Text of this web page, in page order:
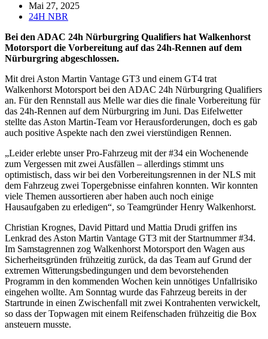
Mai 27, 2025
24H NBR
Bei den ADAC 24h Nürburgring Qualifiers hat Walkenhorst
Motorsport die Vorbereitung auf das 24h-Rennen auf dem
Nürburgring abgeschlossen.
Mit drei Aston Martin Vantage GT3 und einem GT4 trat
Walkenhorst Motorsport bei den ADAC 24h Nürburgring Qualifiers
an. Für den Rennstall aus Melle war dies die finale Vorbereitung für
das 24h-Rennen auf dem Nürburgring im Juni. Das Eifelwetter
stellte das Aston Martin-Team vor Herausforderungen, doch es gab
auch positive Aspekte nach den zwei vierstündigen Rennen.
„Leider erlebte unser Pro-Fahrzeug mit der #34 ein Wochenende
zum Vergessen mit zwei Ausfällen – allerdings stimmt uns
optimistisch, dass wir bei den Vorbereitungsrennen in der NLS mit
dem Fahrzeug zwei Topergebnisse einfahren konnten. Wir konnten
viele Themen aussortieren aber haben auch noch einige
Hausaufgaben zu erledigen“, so Teamgründer Henry Walkenhorst.
Christian Krognes, David Pittard und Mattia Drudi griffen ins
Lenkrad des Aston Martin Vantage GT3 mit der Startnummer #34.
Im Samstagrennen zog Walkenhorst Motorsport den Wagen aus
Sicherheitsgründen frühzeitig zurück, da das Team auf Grund der
extremen Witterungsbedingungen und dem bevorstehenden
Programm in den kommenden Wochen kein unnötiges Unfallrisiko
eingehen wollte. Am Sonntag wurde das Fahrzeug bereits in der
Startrunde in einen Zwischenfall mit zwei Kontrahenten verwickelt,
so dass der Topwagen mit einem Reifenschaden frühzeitig die Box
ansteuern musste.